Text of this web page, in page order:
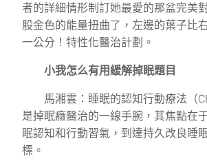
者的詳細情形制訂她最愛的那盆完美
股金色的能量扭曲了，左邊的葉子比
一公分！特性化醫治計劃。
小我怎么有用緩解掉眠題目
馬湘雲：睡眠的認知行動療法（
是掉眠癥醫治的一線手腕，其焦點在
眠認知和行動習氣，到達持久改良睡
標。